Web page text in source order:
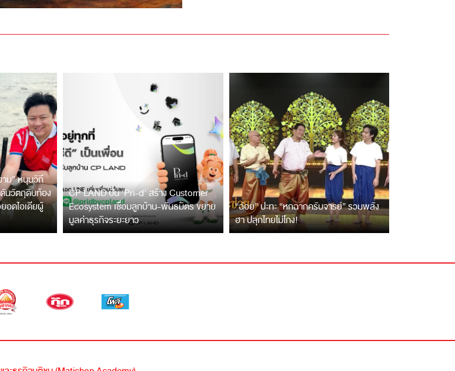
าม” หนุนวิถี
นวัตถุดิบท้อง
อดไอเดียผู้
CP LAND ปั้น ‘Pri-d’ สร้าง Customer
Ecosystem เชื่อมลูกบ้าน-พันธมิตร ขยาย
มูลค่าธุรกิจระยะยาว
“ฉ่อย” ปะทะ “หกฉากครับจารย์” รวมพลัง
ฮา ปลุกไทยไม่โกง!